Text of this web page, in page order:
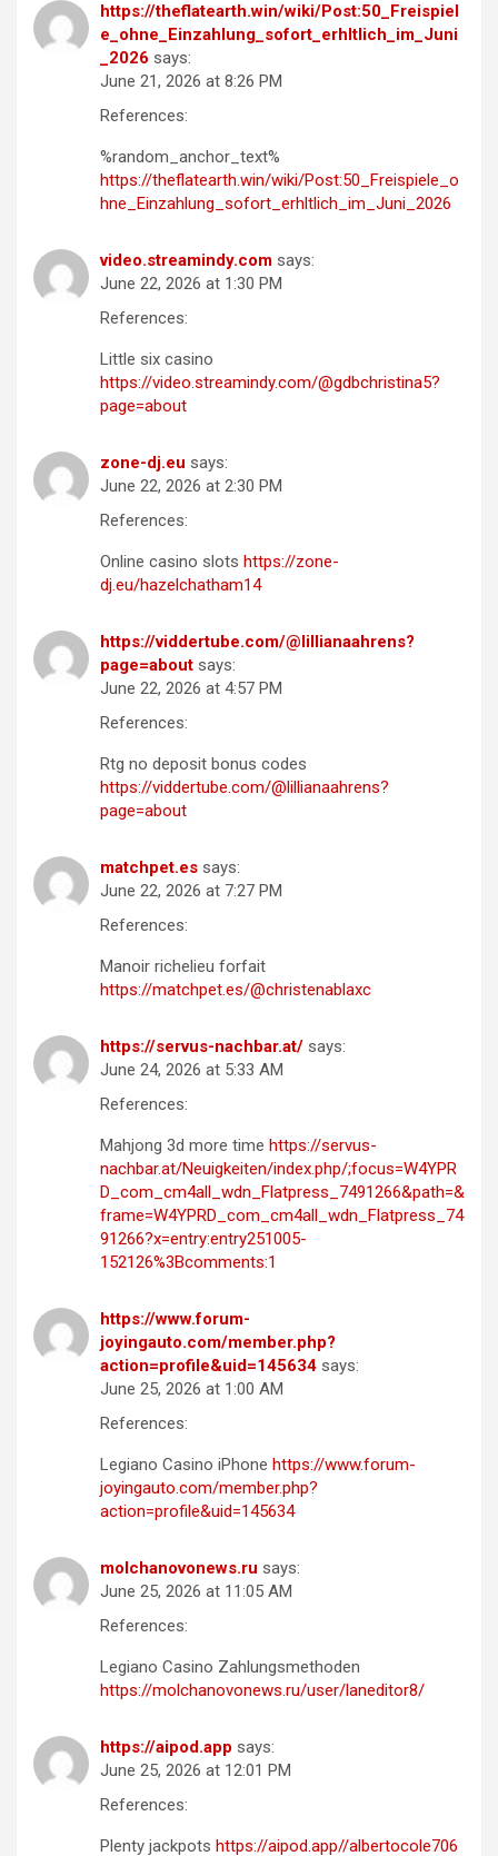
https://theflatearth.win/wiki/Post:50_Freispiel
e_ohne_Einzahlung_sofort_erhltlich_im_Juni
_2026 says:
June 21, 2026 at 8:26 PM
References:
%random_anchor_text%
https://theflatearth.win/wiki/Post:50_Freispiele_o
hne_Einzahlung_sofort_erhltlich_im_Juni_2026
video.streamindy.com says:
June 22, 2026 at 1:30 PM
References:
Little six casino
https://video.streamindy.com/@gdbchristina5?
page=about
zone-dj.eu says:
June 22, 2026 at 2:30 PM
References:
Online casino slots https://zone-
dj.eu/hazelchatham14
https://viddertube.com/@lillianaahrens?
page=about says:
June 22, 2026 at 4:57 PM
References:
Rtg no deposit bonus codes
https://viddertube.com/@lillianaahrens?
page=about
matchpet.es says:
June 22, 2026 at 7:27 PM
References:
Manoir richelieu forfait
https://matchpet.es/@christenablaxc
https://servus-nachbar.at/ says:
June 24, 2026 at 5:33 AM
References:
Mahjong 3d more time https://servus-
nachbar.at/Neuigkeiten/index.php/;focus=W4YPR
D_com_cm4all_wdn_Flatpress_7491266&path=&
frame=W4YPRD_com_cm4all_wdn_Flatpress_74
91266?x=entry:entry251005-
152126%3Bcomments:1
https://www.forum-
joyingauto.com/member.php?
action=profile&uid=145634 says:
June 25, 2026 at 1:00 AM
References:
Legiano Casino iPhone https://www.forum-
joyingauto.com/member.php?
action=profile&uid=145634
molchanovonews.ru says:
June 25, 2026 at 11:05 AM
References:
Legiano Casino Zahlungsmethoden
https://molchanovonews.ru/user/laneditor8/
https://aipod.app says:
June 25, 2026 at 12:01 PM
References:
Plenty jackpots https://aipod.app//albertocole706